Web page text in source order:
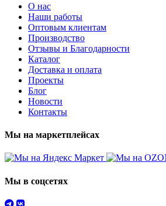
О нас
Наши работы
Оптовым клиентам
Производство
Отзывы и Благодарности
Каталог
Доставка и оплата
Проекты
Блог
Новости
Контакты
Мы на маркетплейсах
Мы в соцсетях